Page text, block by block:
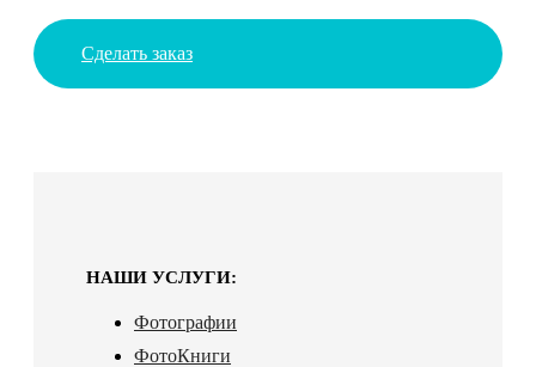
Сделать заказ
НАШИ УСЛУГИ:
Фотографии
ФотоКниги